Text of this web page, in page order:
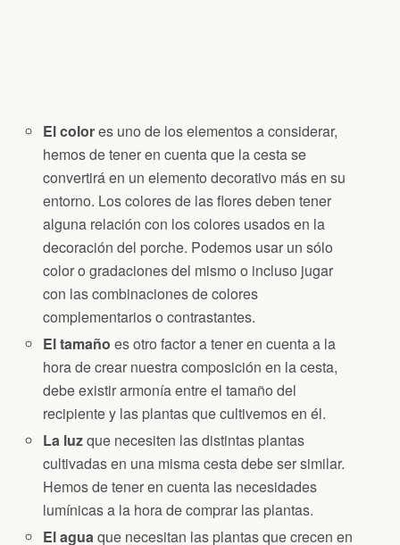
El colores uno de los elementos a considerar,
hemos de tener en cuenta que la cesta se
convertirá en un elemento decorativo más en su
entorno. Los colores de las flores deben tener
alguna relación con los colores usados en la
decoración del porche. Podemos usar un sólo
color o gradaciones del mismo o incluso jugar
con las combinaciones de colores
complementarios o contrastantes.
El tamañoes otro factor a tener en cuenta a la
hora de crear nuestra composición en la cesta,
debe existir armonía entre el tamaño del
recipiente y las plantas que cultivemos en él.
La luzque necesiten las distintas plantas
cultivadas en una misma cesta debe ser similar.
Hemos de tener en cuenta las necesidades
lumínicas a la hora de comprar las plantas.
El aguaque necesitan las plantas que crecen en